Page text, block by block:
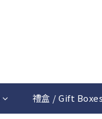
禮盒 / Gift Boxes